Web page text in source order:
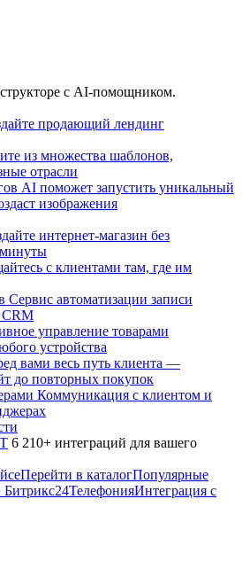
с AI-помощником.
продающий лендинг
из множества шаблонов,
отрасли
AI поможет запустить уникальный
изображения
интернет-магазин без
с клиентами там, где им
Сервис автоматизации записи
CRM
управление товарами
устройства
вами весь путь клиента —
до повторных покупок
Коммуникация с клиентом и
6 210+ интеграций для вашего
Перейти в каталогПопулярные
ТелефонияИнтеграция с